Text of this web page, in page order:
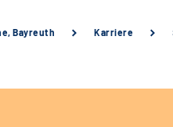
Bayreuth Karriere